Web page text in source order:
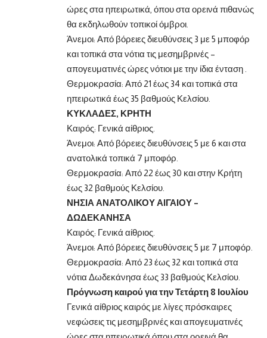
ώρες στα ηπειρωτικά, όπου στα ορεινά πιθανώς
θα εκδηλωθούν τοπικοί όμβροι.
Άνεμοι: Από βόρειες διευθύνσεις 3 με 5 μποφόρ
και τοπικά στα νότια τις μεσημβρινές –
απογευματινές ώρες νότιοι με την ίδια ένταση .
Θερμοκρασία: Από 21 έως 34 και τοπικά στα
ηπειρωτικά έως 35 βαθμούς Κελσίου.
ΚΥΚΛΑΔΕΣ, ΚΡΗΤΗ
Καιρός: Γενικά αίθριος.
Άνεμοι: Από βόρειες διευθύνσεις 5 με 6 και στα
ανατολικά τοπικά 7 μποφόρ.
Θερμοκρασία: Από 22 έως 30 και στην Κρήτη
έως 32 βαθμούς Κελσίου.
ΝΗΣΙΑ ΑΝΑΤΟΛΙΚΟΥ ΑΙΓΑΙΟΥ –
ΔΩΔΕΚΑΝΗΣΑ
Καιρός: Γενικά αίθριος.
Άνεμοι: Από βόρειες διευθύνσεις 5 με 7 μποφόρ.
Θερμοκρασία: Από 23 έως 32 και τοπικά στα
νότια Δωδεκάνησα έως 33 βαθμούς Κελσίου.
Πρόγνωση καιρού για την Τετάρτη 8 Ιουλίου
Γενικά αίθριος καιρός με λίγες πρόσκαιρες
νεφώσεις τις μεσημβρινές και απογευματινές